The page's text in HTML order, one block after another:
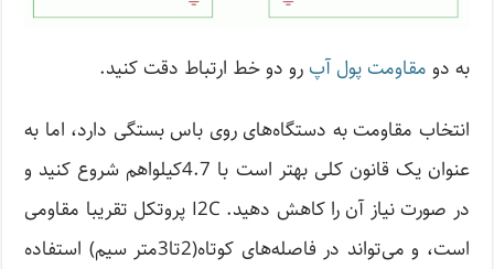
به دو مقاومت پول آپ رو دو خط ارتباط دقت کنید.
انتخاب مقاومت به دستگاه‌های روی باس بستگی دارد، اما به
عنوان یک قانون کلی بهتر است با 4.7کیلواهم شروع کنید و
در صورت نیاز آن را کاهش دهید. I2C پروتکل تقریبا مقاومی
است، و می‌تواند در فاصله‌های کوتاه(2تا3متر سیم) استفاده